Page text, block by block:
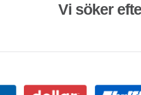
Vi söker